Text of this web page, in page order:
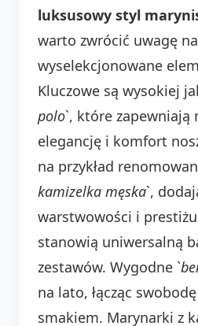
luksusowy styl
warto zwrócić uwagę
wyselekcjonowane
Kluczowe są wysokiej
polo`, które zapewniają
elegancję i komfort
na przykład
kamizelka męska`,
warstwowości i
stanowią uniwersalną
zestawów. Wygodne `
na lato, łącząc
smakiem. Marynarki z